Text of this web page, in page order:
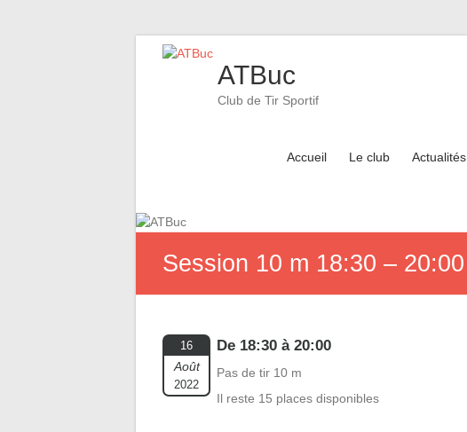
ATBuc
Club de Tir Sportif
Accueil Le club Actualités
Session 10 m 18:30 – 20:00
16
Août
2022
De 18:30 à 20:00
Pas de tir 10 m
Il reste 15 places disponibles